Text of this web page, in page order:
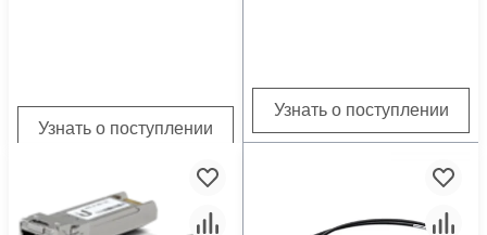
Узнать о поступлении
Узнать о поступлении